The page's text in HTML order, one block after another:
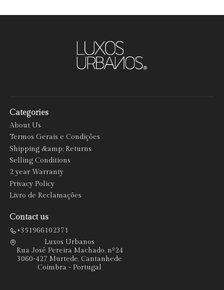
Categories
About Us
Termos Gerais e Condições
Shipping &amp; Returns
Selling Conditions
2 year Warranty
Privacy Policy
Livro de Reclamações
Contact us
+351966102371
Luxos Urbanos
Rua José Pereira Machado, nº24
3060-427 Murtede, Cantanhede
Coimbra - Portugal